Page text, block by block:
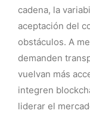
cadena, la
aceptación del
obstáculos. A
demanden
vuelvan más
integren
liderar el